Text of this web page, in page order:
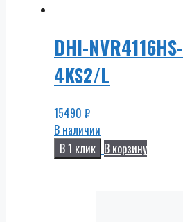
DHI-NVR4116HS-
4KS2/L
15490 ₽
В наличии
В 1 клик В корзину